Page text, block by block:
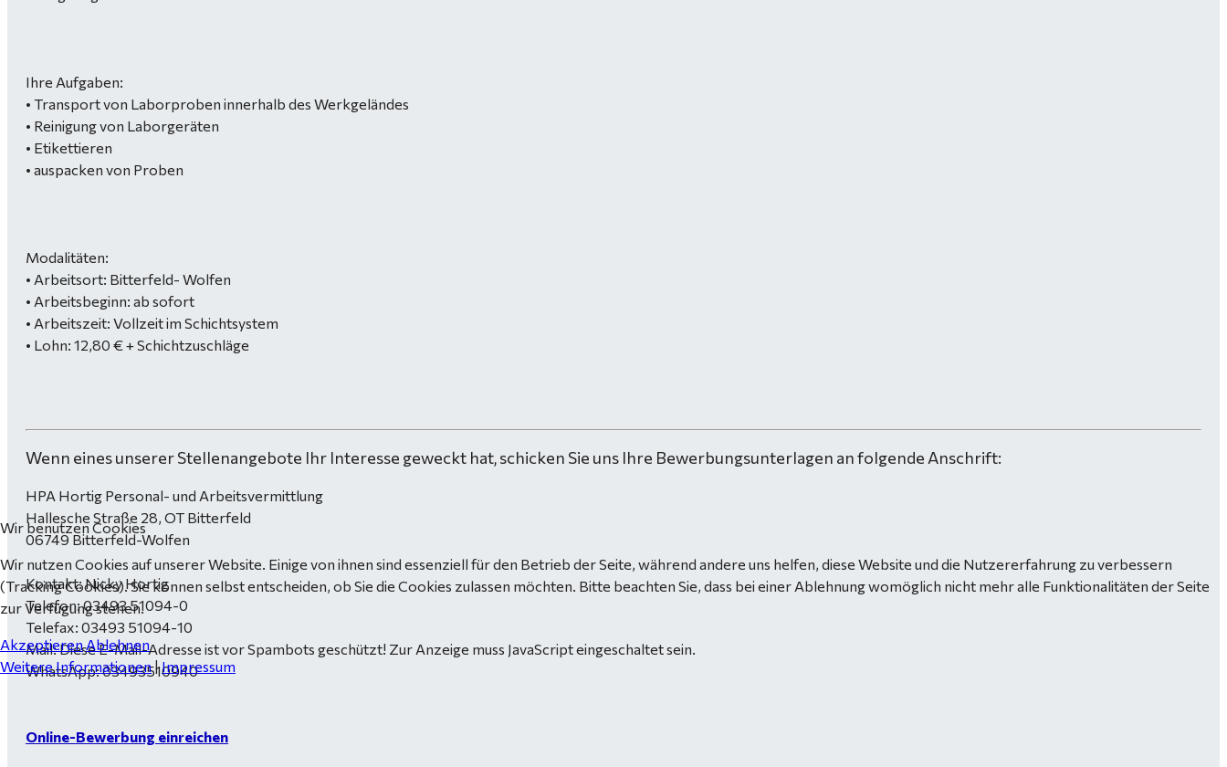
Ihre Aufgaben:
• Transport von Laborproben innerhalb des Werkgeländes
• Reinigung von Laborgeräten
• Etikettieren
• auspacken von Proben
Modalitäten:
• Arbeitsort: Bitterfeld- Wolfen
• Arbeitsbeginn: ab sofort
• Arbeitszeit: Vollzeit im Schichtsystem
• Lohn: 12,80 € + Schichtzuschläge
Wenn eines unserer Stellenangebote Ihr Interesse geweckt hat, schicken Sie uns Ihre Bewerbungsunterlagen an folgende Anschrift:
HPA Hortig Personal- und Arbeitsvermittlung
Hallesche Straße 28, OT Bitterfeld
06749 Bitterfeld-Wolfen
Kontakt: Nicky Hortig
Telefon: 03493 51094-0
Telefax: 03493 51094-10
Mail:Diese E-Mail-Adresse ist vor Spambots geschützt! Zur Anzeige muss JavaScript eingeschaltet sein.
WhatsApp: 03493510940
Online-Bewerbung einreichen
Wir benutzen Cookies
Wir nutzen Cookies auf unserer Website. Einige von ihnen sind essenziell für den Betrieb der Seite, während andere uns helfen, diese Website und die Nutzererfahrung zu verbessern
(Tracking Cookies). Sie können selbst entscheiden, ob Sie die Cookies zulassen möchten. Bitte beachten Sie, dass bei einer Ablehnung womöglich nicht mehr alle Funktionalitäten der Seite
zur Verfügung stehen.
AkzeptierenAblehnen
Weitere Informationen|Impressum